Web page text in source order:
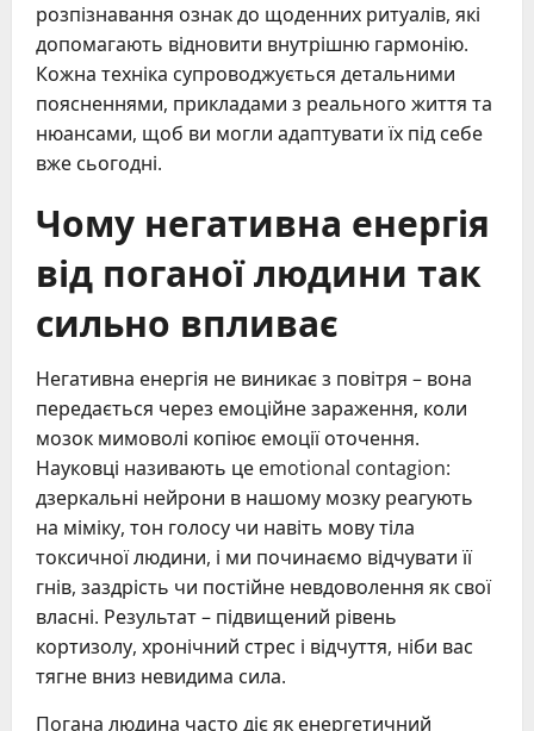
розпізнавання ознак до щоденних ритуалів, які
допомагають відновити внутрішню гармонію.
Кожна техніка супроводжується детальними
поясненнями, прикладами з реального життя та
нюансами, щоб ви могли адаптувати їх під себе
вже сьогодні.
Чому негативна енергія
від поганої людини так
сильно впливає
Негативна енергія не виникає з повітря – вона
передається через емоційне зараження, коли
мозок мимоволі копіює емоції оточення.
Науковці називають це emotional contagion:
дзеркальні нейрони в нашому мозку реагують
на міміку, тон голосу чи навіть мову тіла
токсичної людини, і ми починаємо відчувати її
гнів, заздрість чи постійне невдоволення як свої
власні. Результат – підвищений рівень
кортизолу, хронічний стрес і відчуття, ніби вас
тягне вниз невидима сила.
Погана людина часто діє як енергетичний